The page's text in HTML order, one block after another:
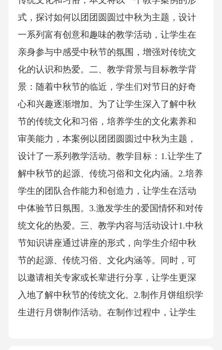
式，探讨如何以团团圆圆过中秋为主题，设计
一系列富有创意和趣味的教学活动，让学生在
亲身参与中感受中秋节的氛围，增强对传统文
化的认识和热爱。二、教学背景与目标教学背
景：随着中秋节的临近，学生们对节日的好奇
心和兴趣逐渐增加。为了让学生深入了解中秋
节的传统文化和习俗，培养学生的文化素养和
审美能力，本案例以团团圆圆过中秋为主题，
设计了一系列教学活动。教学目标：1.让学生了
解中秋节的起源、传统习俗和文化内涵。2.培养
学生的团队合作能力和创造力，让学生在活动
中体验节日氛围。3.激发学生的爱国情怀和对传
统文化的热爱。三、教学内容与活动设计1.中秋
节知识讲座通过讲座的形式，向学生介绍中秋
节的起源、传统习俗、文化内涵等。同时，可
以邀请相关专家或长辈进行分享，让学生更深
入地了解中秋节的传统文化。2.制作月饼组织学
生进行月饼制作活动。在制作过程中，让学生